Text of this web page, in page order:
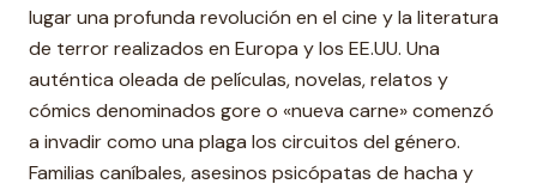
lugar una profunda revolución en el cine y la literatura
de terror realizados en Europa y los EE.UU. Una
auténtica oleada de películas, novelas, relatos y
cómics denominados gore o «nueva carne» comenzó
a invadir como una plaga los circuitos del género.
Familias caníbales, asesinos psicópatas de hacha y